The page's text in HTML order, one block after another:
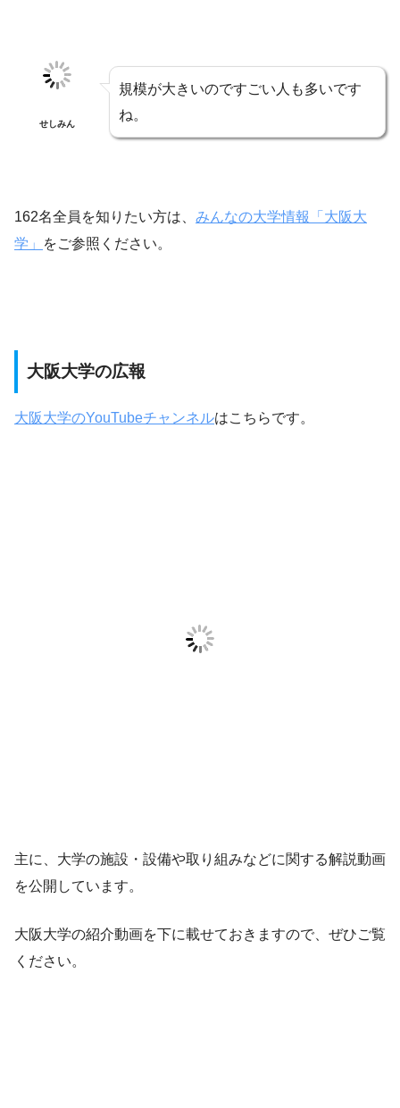
せしみん
規模が大きいのですごい人も多いです
ね。
162名全員を知りたい方は、 みんなの大学情報「大阪大
学」
をご参照ください。
大阪大学の広報
大阪大学のYouTubeチャンネルはこちらです。
主に、大学の施設・設備や取り組みなどに関する解説動画
を公開しています。
大阪大学の紹介動画を下に載せておきますので、ぜひご覧
ください。